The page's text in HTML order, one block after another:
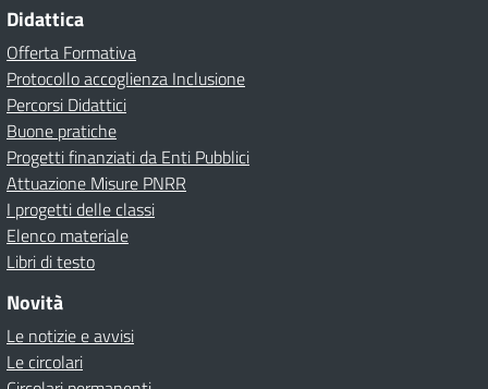
Didattica
Offerta Formativa
Protocollo accoglienza Inclusione
Percorsi Didattici
Buone pratiche
Progetti finanziati da Enti Pubblici
Attuazione Misure PNRR
I progetti delle classi
Elenco materiale
Libri di testo
Novità
Le notizie e avvisi
Le circolari